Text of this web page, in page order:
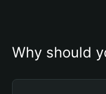
Why should